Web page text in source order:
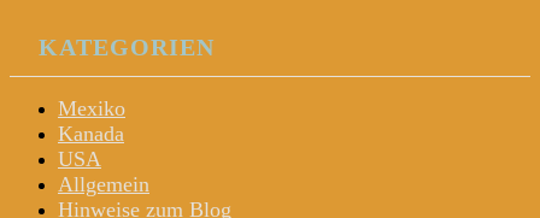
KATEGORIEN
Mexiko
Kanada
USA
Allgemein
Hinweise zum Blog